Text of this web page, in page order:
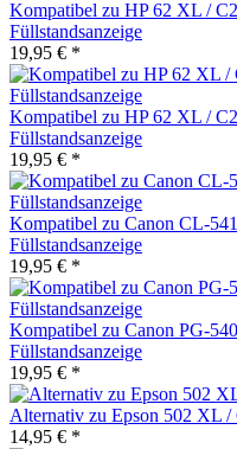
Kompatibel zu HP 62 XL /
Füllstandsanzeige
19,95 € *
Kompatibel zu HP 62 XL /
Füllstandsanzeige
19,95 € *
Kompatibel zu Canon CL-
Füllstandsanzeige
19,95 € *
Kompatibel zu Canon PG-
Füllstandsanzeige
19,95 € *
Alternativ zu Epson 502 XL
14,95 € *